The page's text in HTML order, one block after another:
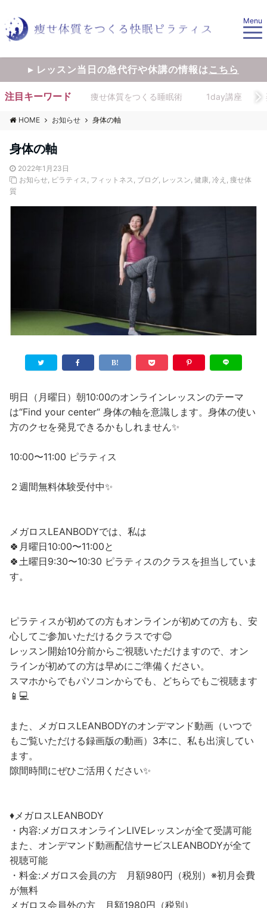
Menu
▸ レッスン当日の急代行や休講の情報はこちら
注目キーワード 痩せ体質をつくる睡眠術 1day講座
HOME お知らせ 身体の軸
身体の軸
2022年1月23日
お知らせ, ピラティス, フィットネス, ブログ, レッスン, 健康, 冷え , 痩せ体
質
明日（月曜日）朝10:00のオンラインレッスンのテーマ
は“Find your center“ 身体の軸を意識します。身体の使い
方のクセを発見できるかもしれません✨
10:00〜11:00 ピラティス
２週間無料体験受付中✨
メガロスLEANBODYでは、私は
🍀月曜日10:00〜11:00と
🍀土曜日9:30〜10:30 ピラティスのクラスを担当していま
す。
ピラティスが初めての方もオンラインが初めての方も、安
心してご参加いただけるクラスです😊
レッスン開始10分前からご視聴いただけますので、オン
ラインが初めての方は早めにご準備ください。
スマホからでもパソコンからでも、どちらでもご視聴ます
📱💻
また、メガロスLEANBODYのオンデマンド動画（いつで
もご覧いただける録画版の動画）3本に、私も出演してい
ます。
隙間時間にぜひご活用ください✨
♦︎メガロスLEANBODY
・内容:メガロスオンラインLIVEレッスンが全て受講可能
また、オンデマンド動画配信サービスLEANBODYが全て
視聴可能
・料金:メガロス会員の方 月額980円（税別）※初月会費
が無料
メガロス会員外の方 月額1980円（税別）